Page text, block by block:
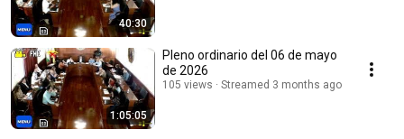
40:30
1:05:05
Pleno ordinario del 06 de mayo
de 2026
105 views Streamed 3 months ago